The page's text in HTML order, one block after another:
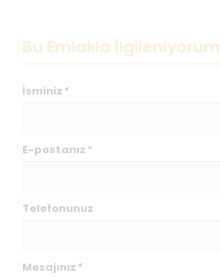
Bu Emlakla İlgileniyorum
İsminiz *
E-postanız *
Telefonunuz
Mesajınız *